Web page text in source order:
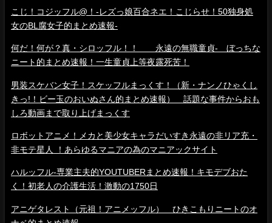
こじ！コジッフル@！-レズっ娘百合ネエ！こじらせ！50独身処
女のBL腐女子的まとめ速報-
何だ！何が？真・シロッフル！！ 永遠の無職童貞- ぼっちな
ニート的まとめ速報！一生童貞上等夜露死苦！
男装スケバン女子！スケッフルまっくす！（新・ナンノひゃくし
きっ!！ビー玉のおいぬさん的まとめ速報） 話題な事件からおも
しろ動画まで取り上げまっくす
ロボットアニメ！メカと美少女キャラだいすき永遠の非リア充・
非モテ星人 ！あらゆるマニアの為のマニアックサイト
ハルッフル-専業主夫的YOUTUBERまとめ速報！キモデブおた
く！初老人の介護生活！激動の1750日
アニゲタレスト（元祖！アニメッフル） ひきこもりニートのオ